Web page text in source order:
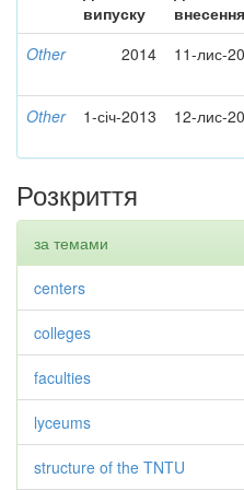
випуску
внесення
Other 2014 11-лис-
Other 1-січ-2013 12-лис-
Розкриття
за темами
centers
colleges
faculties
lyceums
structure of the TNTU